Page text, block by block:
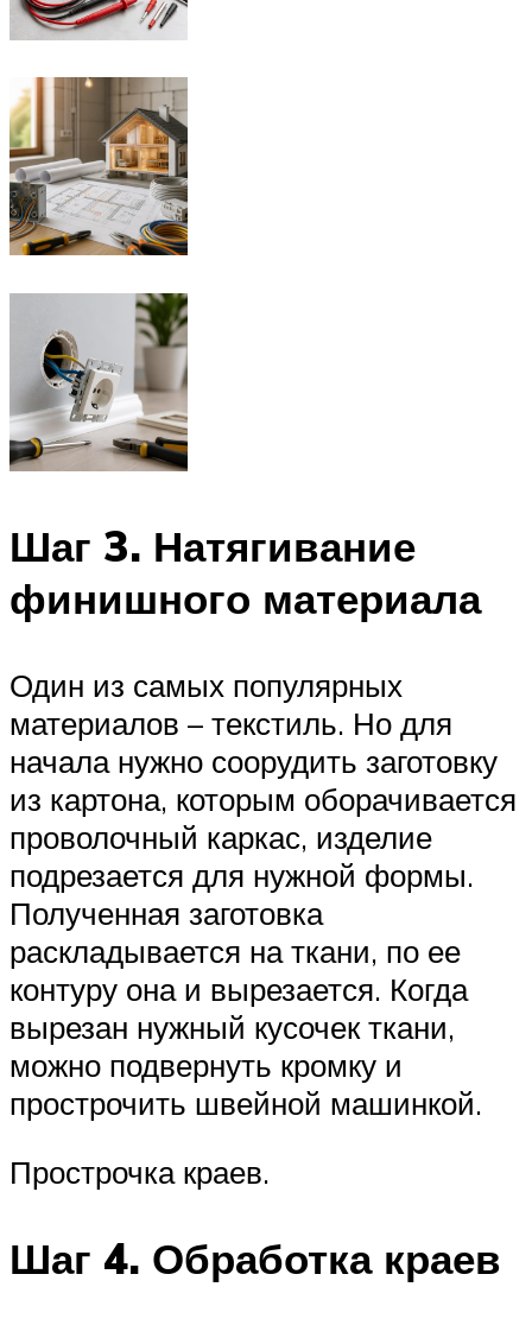
Шаг 3. Натягивание
финишного материала
Один из самых популярных
материалов – текстиль. Но для
начала нужно соорудить заготовку
из картона, которым оборачивается
проволочный каркас, изделие
подрезается для нужной формы.
Полученная заготовка
раскладывается на ткани, по ее
контуру она и вырезается. Когда
вырезан нужный кусочек ткани,
можно подвернуть кромку и
прострочить швейной машинкой.
Прострочка краев.
Шаг 4. Обработка краев